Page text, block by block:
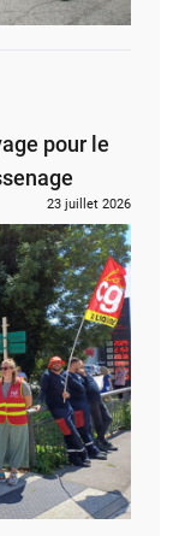
pour le
23 juillet 2026